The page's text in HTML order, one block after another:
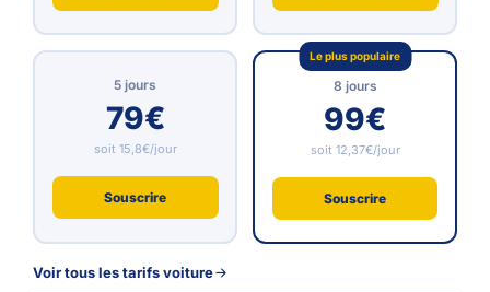
5 jours
79€
soit 15,8€/jour
Souscrire
Le plus populaire
8 jours
99€
soit 12,37€/jour
Souscrire
Voir tous les tarifs voiture